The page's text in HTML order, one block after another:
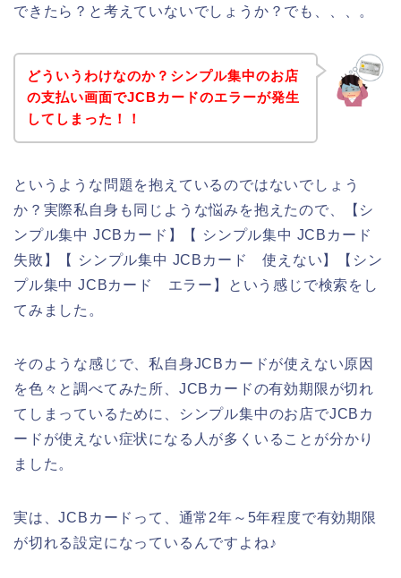
できたら？と考えていないでしょうか？でも、、、。
どういうわけなのか？シンプル集中のお店
の支払い画面でJCBカードのエラーが発生
してしまった！！
というような問題を抱えているのではないでしょう
か？実際私自身も同じような悩みを抱えたので、【シ
ンプル集中 JCBカード】【 シンプル集中 JCBカード
失敗】【 シンプル集中 JCBカード 使えない】【シン
プル集中 JCBカード エラー】という感じで検索をし
てみました。
そのような感じで、私自身JCBカードが使えない原因
を色々と調べてみた所、JCBカードの有効期限が切れ
てしまっているために、シンプル集中のお店でJCBカ
ードが使えない症状になる人が多くいることが分かり
ました。
実は、JCBカードって、通常2年～5年程度で有効期限
が切れる設定になっているんですよね♪